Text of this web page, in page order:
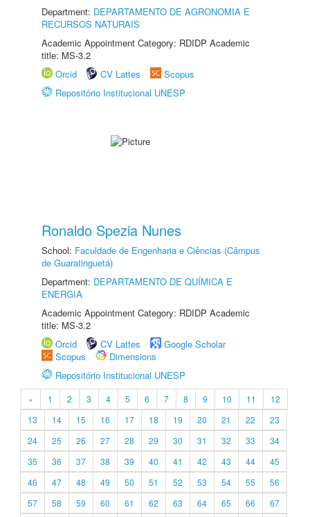
Department: DEPARTAMENTO DE AGRONOMIA E
RECURSOS NATURAIS
Academic Appointment Category: RDIDP Academic
title: MS-3.2
Orcid
CV Lattes
Scopus
Repositório Institucional UNESP
Ronaldo Spezia Nunes
School: Faculdade de Engenharia e Ciências (Câmpus
de Guaratinguetá)
Department: DEPARTAMENTO DE QUÍMICA E
ENERGIA
Academic Appointment Category: RDIDP Academic
title: MS-3.2
Orcid
CV Lattes
Google Scholar
Scopus
Dimensions
Repositório Institucional UNESP
« 1 2 3 4 5 6 7 8 9 10 11
12
13
14 15 16 17 18 19 20 21 22
23
24
25 26 27 28 29 30 31 32 33
34
35
36 37 38 39 40 41 42 43 44
45
46
47 48 49 50 51 52 53 54 55
56
57
58 59 60 61 62 63 64 65 66
67